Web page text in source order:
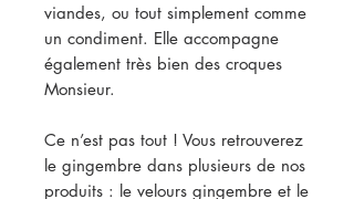
viandes, ou tout simplement comme
un condiment. Elle accompagne
également très bien des croques
Monsieur.
Ce n’est pas tout ! Vous retrouverez
le gingembre dans plusieurs de nos
produits : le velours gingembre et le